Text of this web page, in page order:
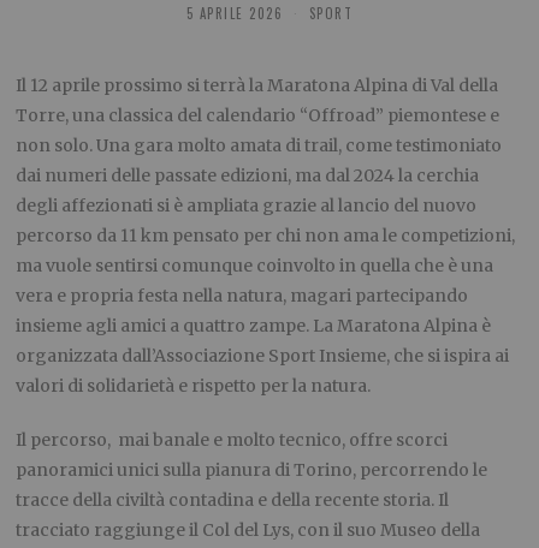
5 APRILE 2026 SPORT
Il 12 aprile prossimo si terrà la Maratona Alpina di Val della
Torre, una classica del calendario “Offroad” piemontese e
non solo. Una gara molto amata di trail, come testimoniato
dai numeri delle passate edizioni, ma dal 2024 la cerchia
degli affezionati si è ampliata grazie al lancio del nuovo
percorso da 11 km pensato per chi non ama le competizioni,
ma vuole sentirsi comunque coinvolto in quella che è una
vera e propria festa nella natura, magari partecipando
insieme agli amici a quattro zampe. La Maratona Alpina è
organizzata dall’Associazione Sport Insieme, che si ispira ai
valori di solidarietà e rispetto per la natura.
Il percorso, mai banale e molto tecnico, offre scorci
panoramici unici sulla pianura di Torino, percorrendo le
tracce della civiltà contadina e della recente storia. Il
tracciato raggiunge il Col del Lys, con il suo Museo della